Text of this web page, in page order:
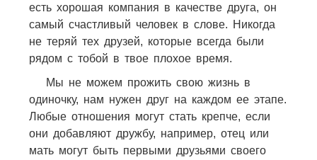
есть хорошая компания в качестве друга, он
самый счастливый человек в слове. Никогда
не теряй тех друзей, которые всегда были
рядом с тобой в твое плохое время.
Мы не можем прожить свою жизнь в
одиночку, нам нужен друг на каждом ее этапе.
Любые отношения могут стать крепче, если
они добавляют дружбу, например, отец или
мать могут быть первыми друзьями своего